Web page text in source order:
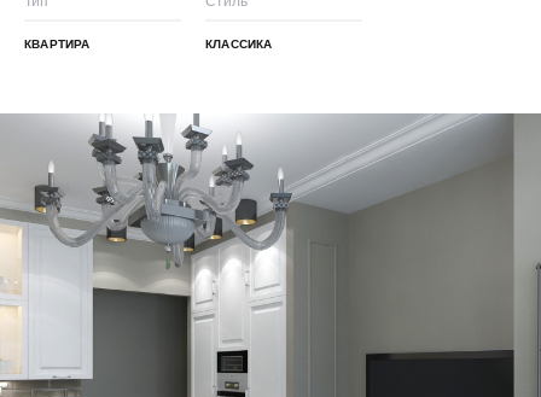
КВАРТИРА КЛАССИКА